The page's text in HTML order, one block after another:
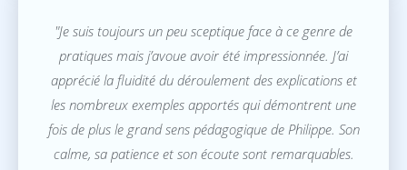
"Je suis toujours un peu sceptique face à ce genre de
pratiques mais j’avoue avoir été impressionnée. J’ai
apprécié la fluidité du déroulement des explications et
les nombreux exemples apportés qui démontrent une
fois de plus le grand sens pédagogique de Philippe. Son
calme, sa patience et son écoute sont remarquables.